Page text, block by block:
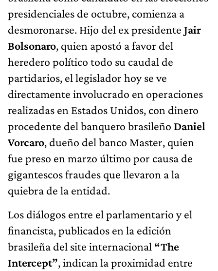
presidenciales de octubre, comienza a
desmoronarse. Hijo del ex presidente Jair
Bolsonaro, quien apostó a favor del
heredero político todo su caudal de
partidarios, el legislador hoy se ve
directamente involucrado en operaciones
realizadas en Estados Unidos, con dinero
procedente del banquero brasileño Daniel
Vorcaro, dueño del banco Master, quien
fue preso en marzo último por causa de
gigantescos fraudes que llevaron a la
quiebra de la entidad.
Los diálogos entre el parlamentario y el
financista, publicados en la edición
brasileña del site internacional “The
Intercept”, indican la proximidad entre